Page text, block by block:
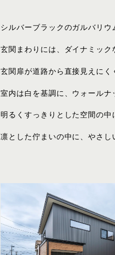
シルバーブラックのガルバリウ
玄関まわりには、ダイナミック
玄関扉が道路から直接見えにく
室内は白を基調に、ウォールナ
明るくすっきりとした空間の中
凛とした佇まいの中に、やさし